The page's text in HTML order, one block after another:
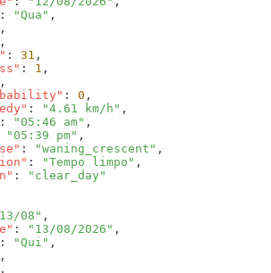
: "Qua"
: 31
: 1
: 0
: "4.61 km/h"
: "05:46 am"
"05:39 pm"
: "waning_crescent"
: "Tempo limpo"
:
08"
: "13/08/2026"
: "Qui"